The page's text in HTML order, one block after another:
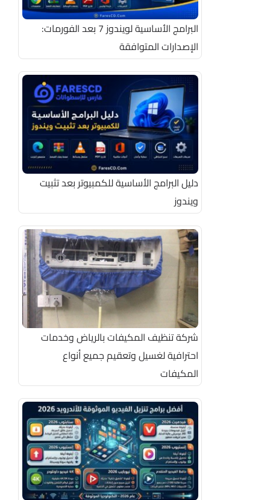
البرامج الأساسية لويندوز 7 بعد الفورمات:
الإصدارات المتوافقة
دليل البرامج الأساسية للكمبيوتر بعد تثبيت
ويندوز
شركة تنظيف المكيفات بالرياض وخدمات
احترافية لغسيل وتعقيم جميع أنواع
المكيفات